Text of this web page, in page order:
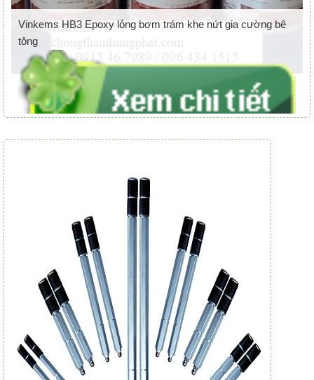
Vinkems HB3 Epoxy lỏng bơm trám khe nứt gia cường bê
tông